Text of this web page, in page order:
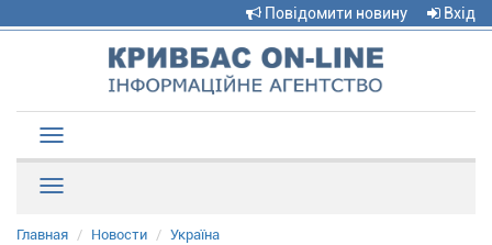
Повідомити новину Вхід
navigation
Главная Новости
Україна